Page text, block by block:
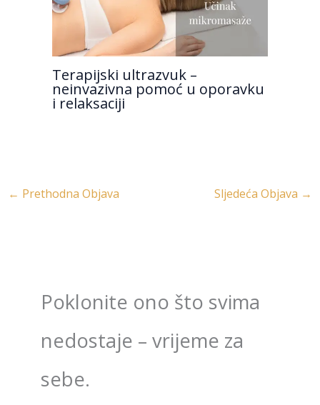
Terapijski ultrazvuk –
neinvazivna pomoć u oporavku
i relaksaciji
← Prethodna Objava Sljedeća Objava →
Poklonite ono što svima
nedostaje – vrijeme za
sebe.